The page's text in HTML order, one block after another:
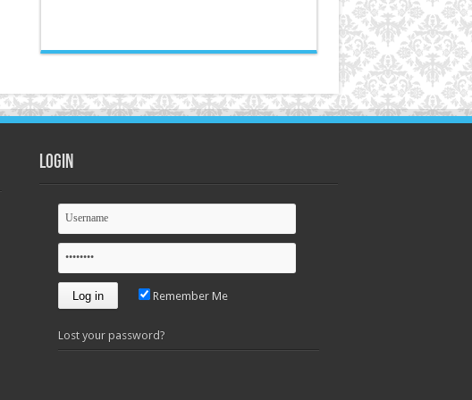
Login
Remember Me
Lost your password?